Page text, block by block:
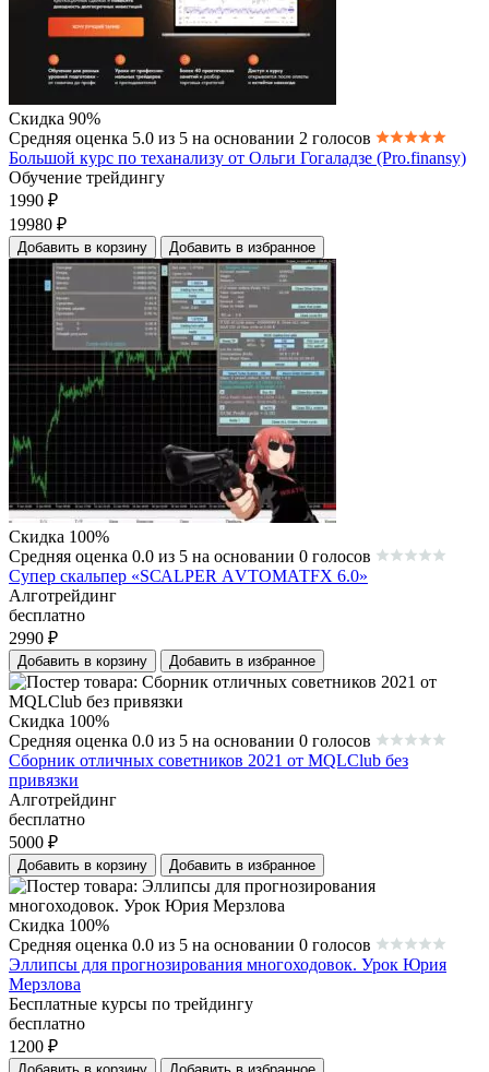
Скидка 90%
Средняя оценка 5.0 из 5 на основании 2 голосов
Большой курс по теханализу от Ольги Гогаладзе (Pro.finansy)
Обучение трейдингу
1990 ₽
19980 ₽
Добавить в корзину Добавить в избранное
Скидка 100%
Средняя оценка 0.0 из 5 на основании 0 голосов
Супер скальпер «SСАLРЕR АVТОМАТFX 6.0»
Алготрейдинг
бесплатно
2990 ₽
Добавить в корзину Добавить в избранное
Скидка 100%
Средняя оценка 0.0 из 5 на основании 0 голосов
Сборник отличных советников 2021 от MQLClub без
привязки
Алготрейдинг
бесплатно
5000 ₽
Добавить в корзину Добавить в избранное
Скидка 100%
Средняя оценка 0.0 из 5 на основании 0 голосов
Эллипсы для прогнозирования многоходовок. Урок Юрия
Мерзлова
Бесплатные курсы по трейдингу
бесплатно
1200 ₽